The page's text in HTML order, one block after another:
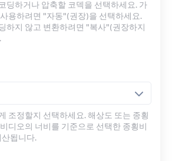
딩하거나 압축할 코덱을 선택하세요. 가
용하려면 "자동"(권장)을 선택하세요.
하지 않고 변환하려면 "복사"(권장하지
조정할지 선택하세요. 해상도 또는 종횡
디오의 너비를 기준으로 선택한 종횡비
됩니다.